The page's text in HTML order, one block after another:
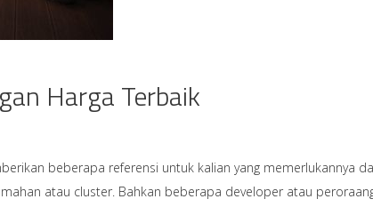
Harga Terbaik
beberapa referensi untuk kalian yang memerlukannya
atau cluster. Bahkan beberapa developer atau